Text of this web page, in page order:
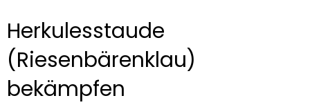
Herkulesstaude
(Riesenbärenklau)
bekämpfen